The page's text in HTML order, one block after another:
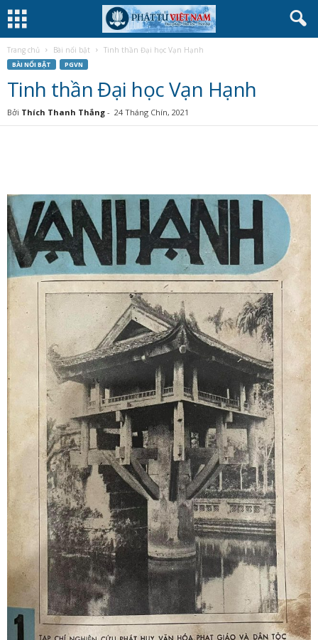
Trang chủ Bài nổi bật Tinh thần Đại học Vạn Hạnh
BÀI NỔI BẬT PGVN
Tinh thần Đại học Vạn Hạnh
Bởi Thích Thanh Thắng - 24 Tháng Chín, 2021